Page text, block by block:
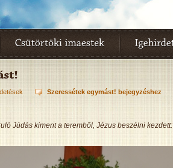
Szeressétek egymást! bejegyzéshez
Júdás kiment a teremből, Jézus beszélni kezdett: